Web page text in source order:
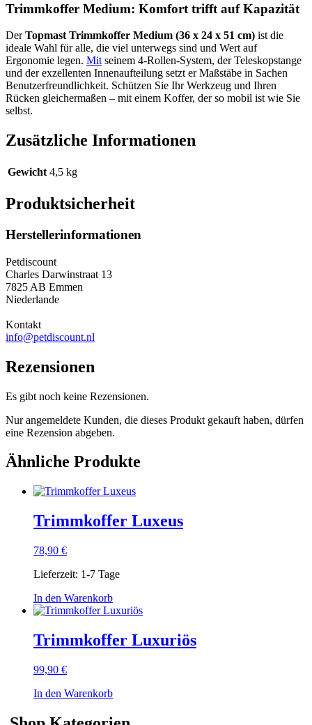
Trimmkoffer Medium: Komfort trifft auf Kapazität
DerTopmast Trimmkoffer Medium (36 x 24 x 51 cm) ist die
ideale Wahl für alle, die viel unterwegs sind und Wert auf
Ergonomie legen. Mit seinem 4-Rollen-System, der Teleskopstange
und der exzellenten Innenaufteilung setzt er Maßstäbe in Sachen
Benutzerfreundlichkeit. Schützen Sie Ihr Werkzeug und Ihren
Rücken gleichermaßen – mit einem Koffer, der so mobil ist wie Sie
selbst.
Zusätzliche Informationen
Gewicht 4,5 kg
Produktsicherheit
Herstellerinformationen
Petdiscount
Charles Darwinstraat 13
7825 AB Emmen
Niederlande
Kontakt
info@petdiscount.nl
Rezensionen
Es gibt noch keine Rezensionen.
Nur angemeldete Kunden, die dieses Produkt gekauft haben, dürfen
eine Rezension abgeben.
Ähnliche Produkte
Trimmkoffer Luxeus
78,90 €
Lieferzeit: 1-7 Tage
In den Warenkorb
Trimmkoffer Luxuriös
99,90 €
In den Warenkorb